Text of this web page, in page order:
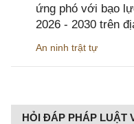
ứng phó với bạo
2026 - 2030 trên
An ninh trật tự
HỎI ĐÁP PHÁP LUẬT